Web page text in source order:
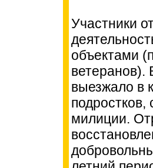
Участники
объектами
ветеранов).
выезжало в
подростков,
милиции.